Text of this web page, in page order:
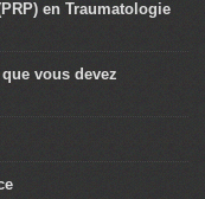
en Traumatologie
vous devez